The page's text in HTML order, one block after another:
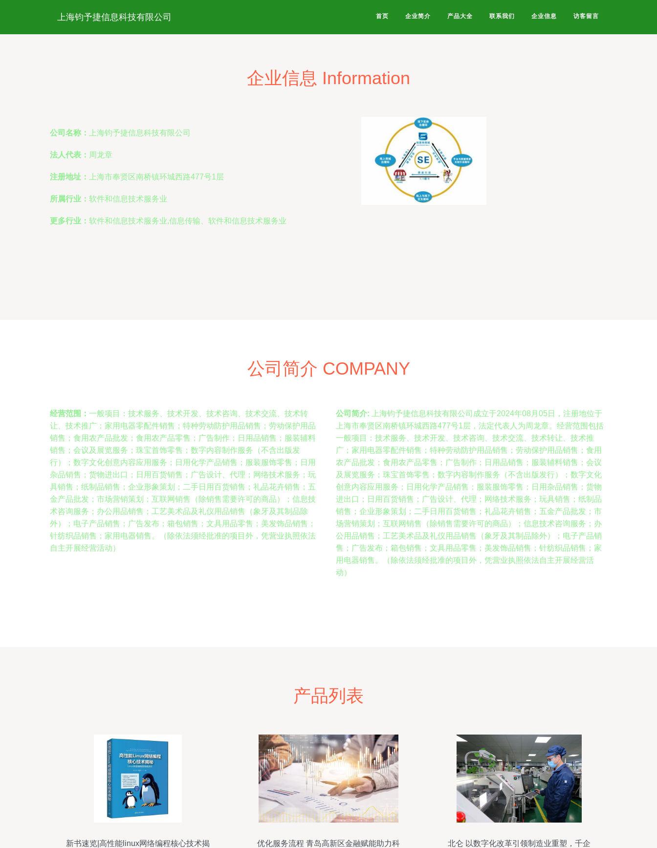
上海钧予捷信息科技有限公司 首页 企业简介 产品大全 联系我们 企业信息 访客留言
企业信息 Information
公司名称： 上海钧予捷信息科技有限公司
法人代表： 周龙章
注册地址： 上海市奉贤区南桥镇环城西路477号1层
所属行业： 软件和信息技术服务业
更多行业： 软件和信息技术服务业,信息传输、软件和信息技术服务业
公司简介 COMPANY
经营范围： 一般项目：技术服务、技术开发、技术咨询、技术交流、技术转
让、技术推广；家用电器零配件销售；特种劳动防护用品销售；劳动保护用品
销售；食用农产品批发；食用农产品零售；广告制作；日用品销售；服装辅料
销售；会议及展览服务；珠宝首饰零售；数字内容制作服务（不含出版发
行）；数字文化创意内容应用服务；日用化学产品销售；服装服饰零售；日用
杂品销售；货物进出口；日用百货销售；广告设计、代理；网络技术服务；玩
具销售；纸制品销售；企业形象策划；二手日用百货销售；礼品花卉销售；五
金产品批发；市场营销策划；互联网销售（除销售需要许可的商品）；信息技
术咨询服务；办公用品销售；工艺美术品及礼仪用品销售（象牙及其制品除
外）；电子产品销售；广告发布；箱包销售；文具用品零售；美发饰品销售；
针纺织品销售；家用电器销售。（除依法须经批准的项目外，凭营业执照依法
自主开展经营活动）
公司简介: 上海钧予捷信息科技有限公司成立于2024年08月05日，注册地位于
上海市奉贤区南桥镇环城西路477号1层，法定代表人为周龙章。经营范围包括
一般项目：技术服务、技术开发、技术咨询、技术交流、技术转让、技术推
广；家用电器零配件销售；特种劳动防护用品销售；劳动保护用品销售；食用
农产品批发；食用农产品零售；广告制作；日用品销售；服装辅料销售；会议
及展览服务；珠宝首饰零售；数字内容制作服务（不含出版发行）；数字文化
创意内容应用服务；日用化学产品销售；服装服饰零售；日用杂品销售；货物
进出口；日用百货销售；广告设计、代理；网络技术服务；玩具销售；纸制品
销售；企业形象策划；二手日用百货销售；礼品花卉销售；五金产品批发；市
场营销策划；互联网销售（除销售需要许可的商品）；信息技术咨询服务；办
公用品销售；工艺美术品及礼仪用品销售（象牙及其制品除外）；电子产品销
售；广告发布；箱包销售；文具用品零售；美发饰品销售；针纺织品销售；家
用电器销售。（除依法须经批准的项目外，凭营业执照依法自主开展经营活
动）
产品列表
新书速览|高性能linux网络编程核心技术揭
优化服务流程 青岛高新区金融赋能助力科
北仑 以数字化改革引领制造业重塑，千企